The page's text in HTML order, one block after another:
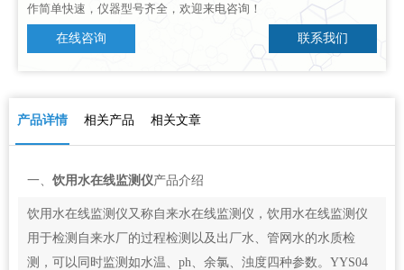
作简单快速，仪器型号齐全，欢迎来电咨询！
在线咨询 联系我们
产品详情 相关产品 相关文章
一、 饮用水在线监测仪产品介绍
饮用水在线监测仪又称自来水在线监测仪，饮用水在线监测仪
用于检测自来水厂的过程检测以及出厂水、管网水的水质检
测，可以同时监测如水温、ph、余氯、浊度四种参数。YYS04